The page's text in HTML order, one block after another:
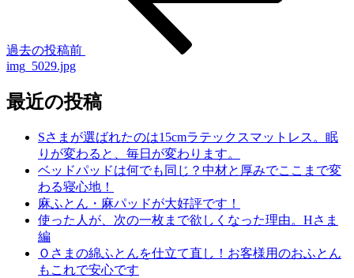
過去の投稿前
img_5029.jpg
最近の投稿
Sさまが選ばれたのは15cmラテックスマットレス。眠
りが変わると、毎日が変わります。
ベッドパッドは何でも同じ？中材と厚みでここまで変
わる寝心地！
麻ふとん・麻パッドが大好評です！
使った人が、次の一枚まで欲しくなった理由。Hさま
編
Ｏさまの綿ふとんを仕立て直し！お客様用のおふとん
もこれで安心です